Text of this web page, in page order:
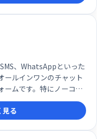
、WhatsAppといった
ールインワンのチャット
ームです。特にノーコー
ローと、顧客エンゲージ
り、世界中の中小企業
で幅広く活用されていま
見る